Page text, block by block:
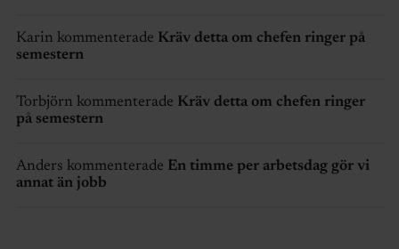
Karin kommenterade Kräv detta om chefen ringer på
semestern
Torbjörn kommenterade Kräv detta om chefen ringer
på semestern
Anders kommenterade En timme per arbetsdag gör vi
annat än jobb